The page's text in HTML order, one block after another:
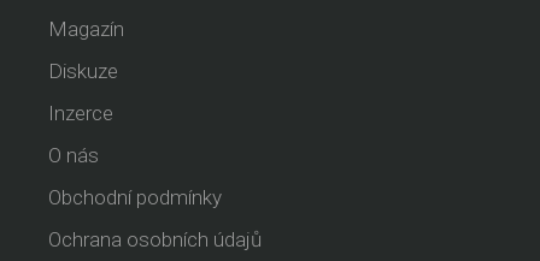
Magazín
Diskuze
Inzerce
O nás
Obchodní podmínky
Ochrana osobních údajů